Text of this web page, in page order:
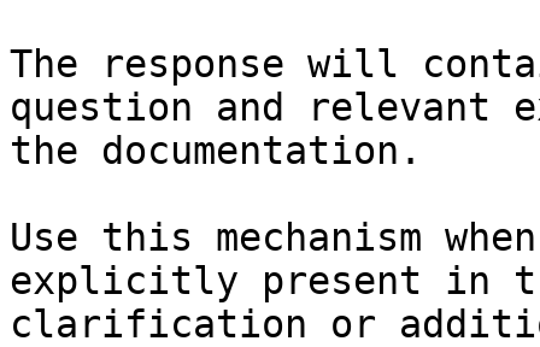
The response will
question and relevant
the documentation.
Use this mechanism
explicitly present in
clarification or